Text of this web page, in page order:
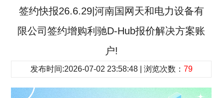
签约快报26.6.29|河南国网天和电力设备有
限公司签约增购利驰D-Hub报价解决方案账
户!
发布时间:2026-07-02 23:58:48 | 浏览次数： 79